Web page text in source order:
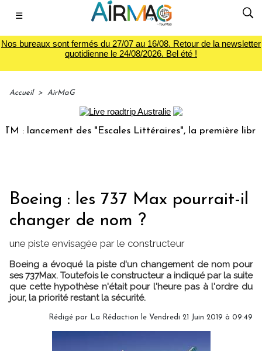
☰
Nos bureaux sont fermés du 27/07 au 16/08. Retour de la newsletter
quotidienne le 24/08/2026. Bel été !
Accueil > AirMaG
: lancement des "Escales Littéraires", la première librairie
Boeing : les 737 Max pourrait-il
changer de nom ?
une piste envisagée par le constructeur
Boeing a évoqué la piste d'un changement de nom pour
ses 737Max. Toutefois le constructeur a indiqué par la suite
que cette hypothèse n'était pour l'heure pas à l'ordre du
jour, la priorité restant la sécurité.
Rédigé par La Rédaction le Vendredi 21 Juin 2019 à 09:49